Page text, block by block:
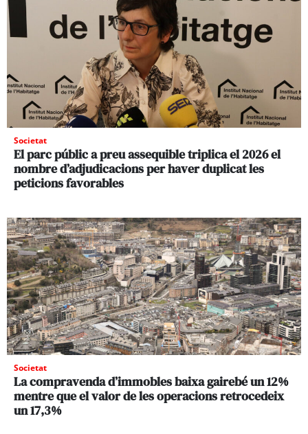
Societat
El parc públic a preu assequible triplica el 2026 el
nombre d’adjudicacions per haver duplicat les
peticions favorables
Societat
La compravenda d’immobles baixa gairebé un 12%
mentre que el valor de les operacions retrocedeix
un 17,3%